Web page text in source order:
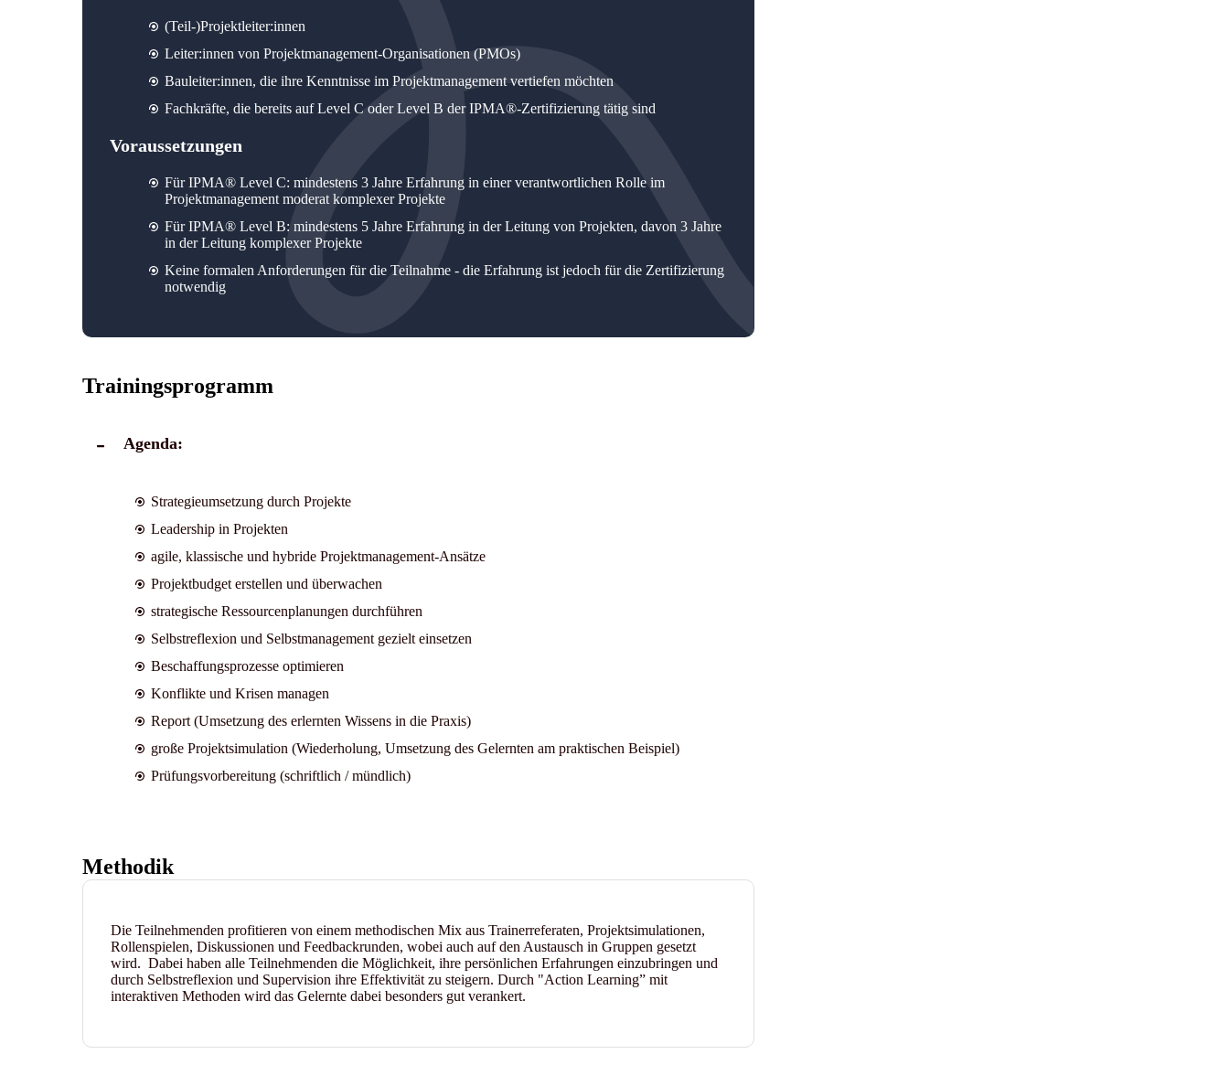
(Teil-)Projektleiter:innen
Leiter:innen von Projektmanagement-Organisationen (PMOs)
Bauleiter:innen, die ihre Kenntnisse im Projektmanagement vertiefen möchten
Fachkräfte, die bereits auf Level C oder Level B der IPMA®-Zertifizierung tätig sind
Voraussetzungen
Für IPMA® Level C: mindestens 3 Jahre Erfahrung in einer verantwortlichen Rolle im
Projektmanagement moderat komplexer Projekte
Für IPMA® Level B: mindestens 5 Jahre Erfahrung in der Leitung von Projekten, davon 3 Jahre
in der Leitung komplexer Projekte
Keine formalen Anforderungen für die Teilnahme - die Erfahrung ist jedoch für die Zertifizierung
notwendig
Trainingsprogramm
Agenda:
Strategieumsetzung durch Projekte
Leadership in Projekten
agile, klassische und hybride Projektmanagement-Ansätze
Projektbudget erstellen und überwachen
strategische Ressourcenplanungen durchführen
Selbstreflexion und Selbstmanagement gezielt einsetzen
Beschaffungsprozesse optimieren
Konflikte und Krisen managen
Report (Umsetzung des erlernten Wissens in die Praxis)
große Projektsimulation (Wiederholung, Umsetzung des Gelernten am praktischen Beispiel)
Prüfungsvorbereitung (schriftlich / mündlich)
Methodik
Die Teilnehmenden profitieren von einem methodischen Mix aus Trainerreferaten, Projektsimulationen,
Rollenspielen, Diskussionen und Feedbackrunden, wobei auch auf den Austausch in Gruppen gesetzt
wird. Dabei haben alle Teilnehmenden die Möglichkeit, ihre persönlichen Erfahrungen einzubringen und
durch Selbstreflexion und Supervision ihre Effektivität zu steigern. Durch "Action Learning” mit
interaktiven Methoden wird das Gelernte dabei besonders gut verankert.